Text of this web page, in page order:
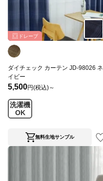
ドレープ
ダイチェック カーテン JD-98026 ネ
イビー
5,500円(税込)～
洗濯機
OK
無料生地サンプル